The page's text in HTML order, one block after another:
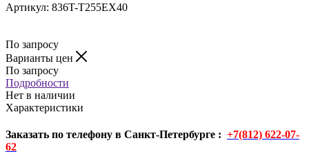
Артикул: 836T-T255EX40
По запросу
Варианты цен
По запросу
Подробности
Нет в наличии
Характеристики
Заказать по телефону в Санкт-Петербурге : +7(812) 622-07-
62